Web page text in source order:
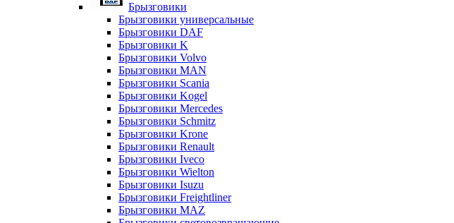
Брызговики
Брызговики универсальные
Брызговики DAF
Брызговики K
Брызговики Volvo
Брызговики MAN
Брызговики Scania
Брызговики Kogel
Брызговики Mercedes
Брызговики Schmitz
Брызговики Krone
Брызговики Renault
Брызговики Iveco
Брызговики Wielton
Брызговики Isuzu
Брызговики Freightliner
Брызговики MAZ